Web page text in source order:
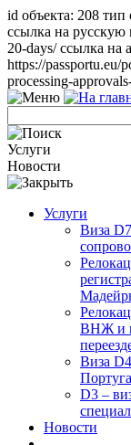
id объекта: 208 тип
ссылка на русскую
20-days/ ссылка на
https://passportu.eu/
processing-
Услуги
Новости
Услуги
Виза
ВНЖ и
Виза
D3 –
Новости